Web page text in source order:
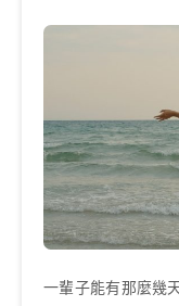
一輩子能有那麼幾